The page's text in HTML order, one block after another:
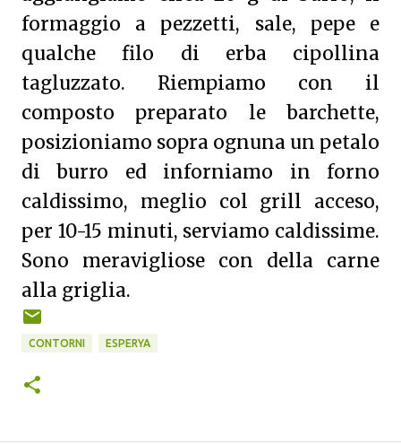
formaggio a pezzetti, sale, pepe e
qualche filo di erba cipollina
tagluzzato. Riempiamo con il
composto preparato le barchette,
posizioniamo sopra ognuna un petalo
di burro ed inforniamo in forno
caldissimo, meglio col grill acceso,
per 10-15 minuti, serviamo caldissime.
Sono meravigliose con della carne
alla griglia.
CONTORNI ESPERYA